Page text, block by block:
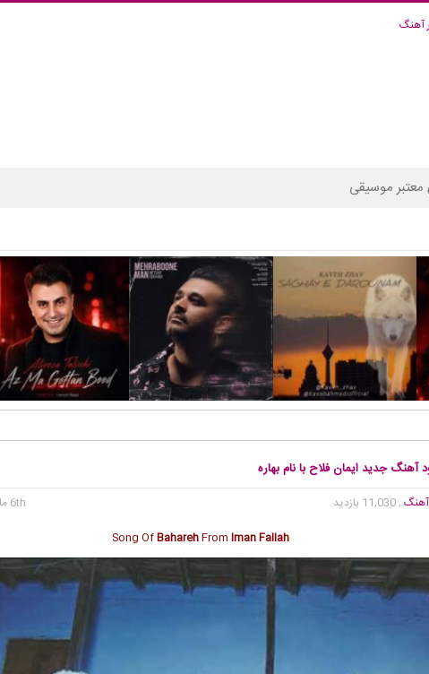
آهنگ
موسیقی
آهنگ جدید ایمان فلاح با نام بهاره
, 11,030 بازدید
6th مارس 2018
Song OfBaharehFromIman Fallah